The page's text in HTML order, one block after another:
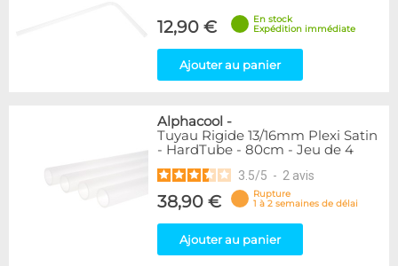
12,90 €
En stock
Expédition immédiate
Ajouter au panier
Alphacool -
Tuyau Rigide 13/16mm Plexi Satin
- HardTube - 80cm - Jeu de 4
3.5/5 - 2 avis
38,90 €
Rupture
1 à 2 semaines de délai
Ajouter au panier